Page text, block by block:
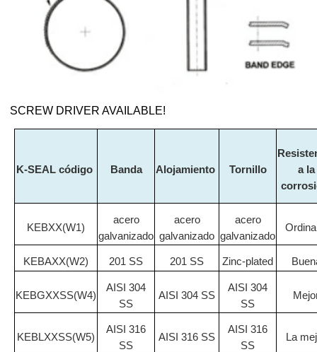
SCREW DRIVER AVAILABLE!
K-SEALcódigo Banda Alojamiento Tornillo
a la
KEBXX(W1)
acero
galvanizado
acero
galvanizado
acero
galvanizado
KEBAXX(W2) 201 SS 201 SS Zinc-plated
KEBGXXSS(W4)
AISI 304
SS
AISI 304 SS
AISI 304
SS
KEBLXXSS(W5)
AISI 316
SS
AISI 316 SS
AISI 316
SS
La